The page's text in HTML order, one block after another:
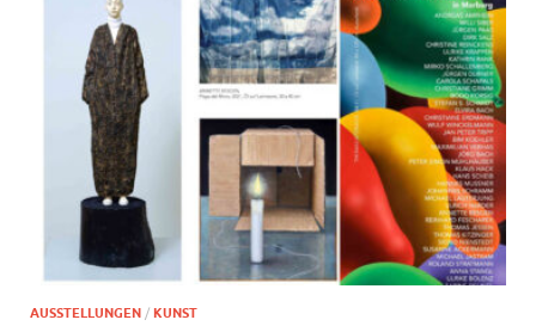
AUSSTELLUNGEN / KUNST